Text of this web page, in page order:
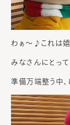
わぁ～♪これは
みなさんにとって
準備万端整う中、